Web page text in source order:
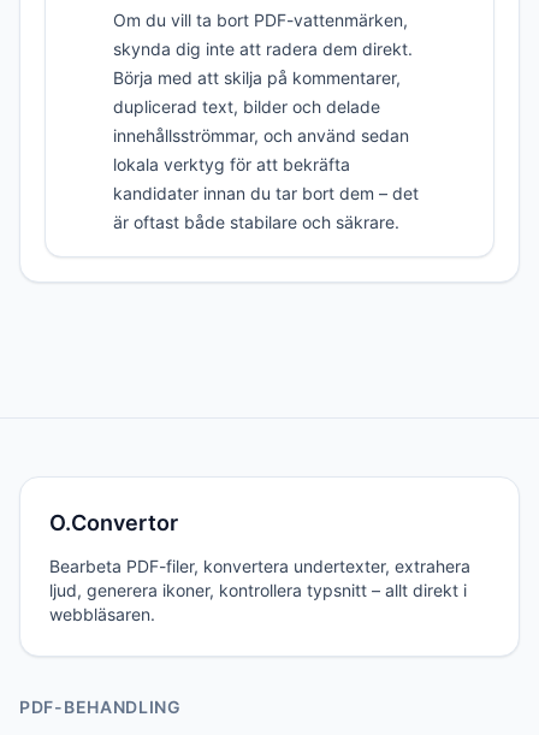
Om du vill ta bort PDF-vattenmärken,
skynda dig inte att radera dem direkt.
Börja med att skilja på kommentarer,
duplicerad text, bilder och delade
innehållsströmmar, och använd sedan
lokala verktyg för att bekräfta
kandidater innan du tar bort dem – det
är oftast både stabilare och säkrare.
O.Convertor
Bearbeta PDF-filer, konvertera undertexter, extrahera
ljud, generera ikoner, kontrollera typsnitt – allt direkt i
webbläsaren.
PDF-BEHANDLING